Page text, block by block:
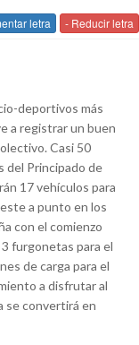
letra - Reducir letra
deportivos más
a registrar un buen
Casi 50
del Principado de
17 vehículos para
a punto en los
con el comienzo
furgonetas para el
de carga para el
a disfrutar al
se convertirá en